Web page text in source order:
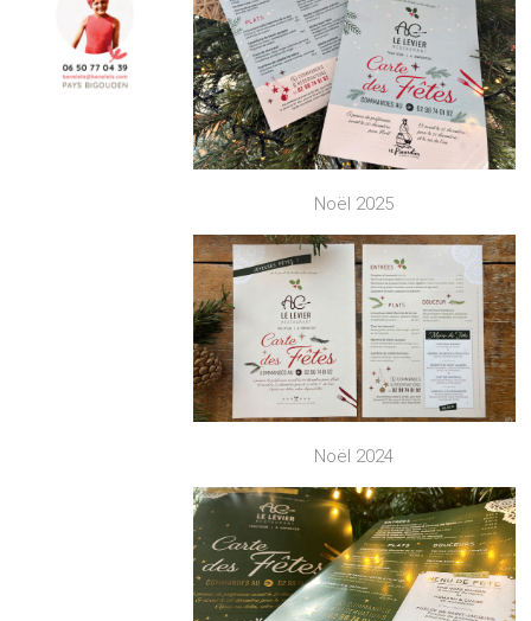
Noël 2025
Noël 2024